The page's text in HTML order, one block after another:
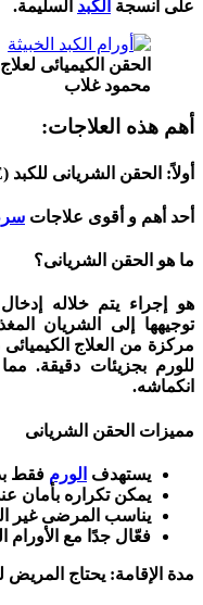
على أنسجة الكبد السليمة.
الحقن الكيميائى
محمود غلاب
أهم هذه العلاجات:
أولاً: الحقن الشريانى للكبد (TACE)
أحد أهم و أقوى علاجات
ما هو الحقن الشريانى؟
هو إجراء يتم خلاله
توجيهها إلى الشريان
مركزة من العلاج
للورم بجزيئات دقيقة.
انكماشه.
مميزات الحقن الشريانى
يستهدف الورم فقط
يمكن تكراره بأمان
يناسب المرضى غير
فعّال جدًا مع الأورام
مدة الإقامة: يحتاج المريض